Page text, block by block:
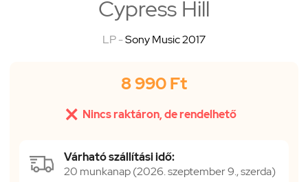
Cypress Hill
LP -Sony Music 2017
8 990 Ft
 Nincs raktáron, de rendelhető
Várható szállítási idő:
20 munkanap (2026. szeptember 9., szerda)